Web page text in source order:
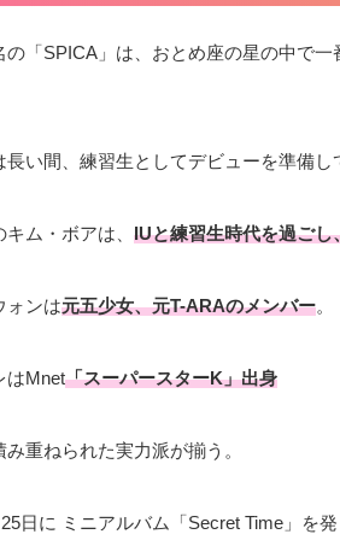
の「SPICA」は、おとめ座の星の中で
長い間、練習生としてデビューを準備
キム・ボアは、 IUと練習生時代を過ご
ォンは元五少女、元T-ARAのメンバー。
はMnet「スーパースターK」出身
み重ねられた実力派が揃う。
日に ミニアルバム「Secret Time」を